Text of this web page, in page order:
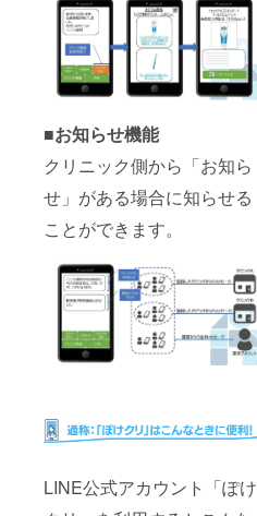
■お知らせ機能
クリニック側から「お知ら
せ」がある場合に知らせる
ことができます。
LINE公式アカウント「ぽけ